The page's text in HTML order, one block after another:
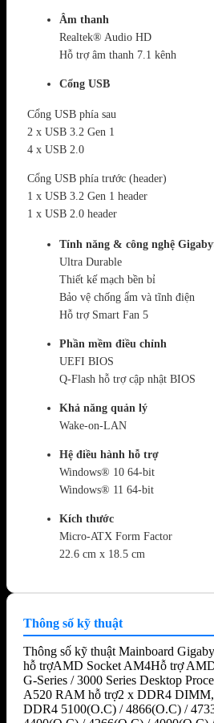
Âm thanh
Realtek® Audio HD
Hỗ trợ âm thanh 7.1 kênh
Cổng USB
Cổng USB phía sau
2 x USB 3.2 Gen 1
4 x USB 2.0
Cổng USB phía trước (header)
1 x USB 3.2 Gen 1 header
1 x USB 2.0 header
Tính năng & công nghệ
Ultra Durable
Thiết kế mạch bền bỉ
Bảo vệ chống ẩm và tĩnh điện
Hỗ trợ Smart Fan 5
Phần mềm điều chỉnh
UEFI BIOS
Q-Flash hỗ trợ cập nhật BIOS
Khả năng quản lý
Wake-on-LAN
Hệ điều hành hỗ trợ
Windows® 10 64-bit
Windows® 11 64-bit
Kích thước
Micro-ATX Form Factor
22.6 cm x 18.5 cm
Thông số kỹ thuật
Thông số kỹ thuật Mainboard
hỗ trợAMD Socket AM4Hỗ trợ
G-Series / 3000 Series Desktop
A520 RAM hỗ trợ2 x DDR4
DDR4 5100(O.C) / 4866(O.C) /